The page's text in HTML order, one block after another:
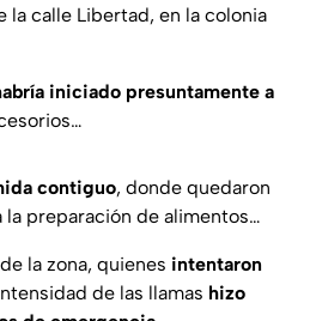
la calle Libertad, en la colonia
iniciado presuntamente a
contiguo, donde quedaron
preparación de alimentos…
la zona, quienes intentaron
de las llamas hizo